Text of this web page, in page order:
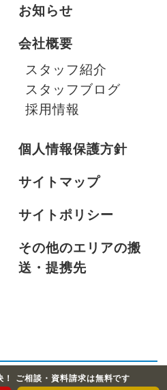
！ ご相談・資料請求は無料です
お知らせ
会社概要
スタッフ紹介
スタッフブログ
採用情報
個人情報保護方針
サイトマップ
サイトポリシー
その他のエリアの搬
送・提携先
式会社 All Rights Reserved.